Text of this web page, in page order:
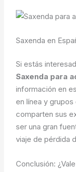
Saxenda en
Si estás
Saxenda para
información en
en línea y
comparten sus
ser una gran
viaje de pérdida
Conclusión: